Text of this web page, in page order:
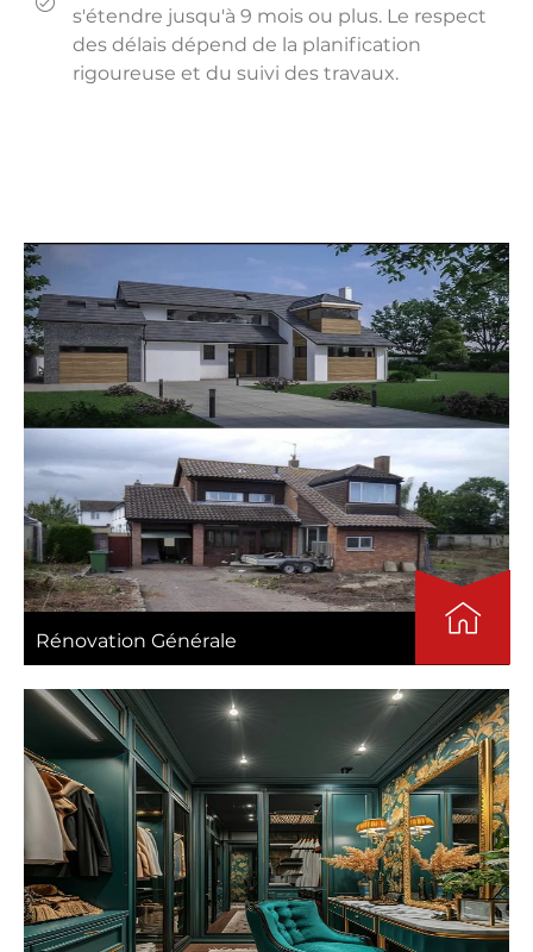
s'étendre jusqu'à 9 mois ou plus. Le respect
des délais dépend de la planification
rigoureuse et du suivi des travaux.
Rénovation Générale